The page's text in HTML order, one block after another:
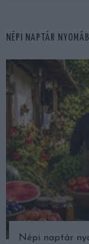
NÉPI NAPTÁR
Népi naptár